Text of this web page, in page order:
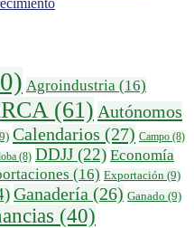
Agroindustria (16)
(61) Autónomos
Calendarios (27) Campo (8)
(8) DDJJ (22) Economía
(16) Exportación (9)
Ganadería (26) Ganado (9)
(40)